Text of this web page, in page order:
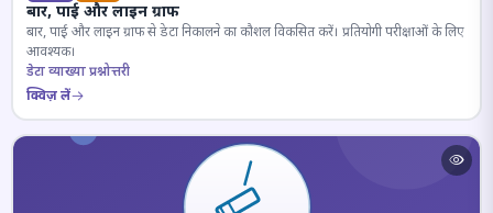
बार, पाई और लाइन ग्राफ
बार, पाई और लाइन ग्राफ से डेटा निकालने का कौशल विकसित करें। प्रतियोगी परीक्षाओं के लिए
आवश्यक।
डेटा व्याख्या प्रश्नोत्तरी
क्विज़ लें